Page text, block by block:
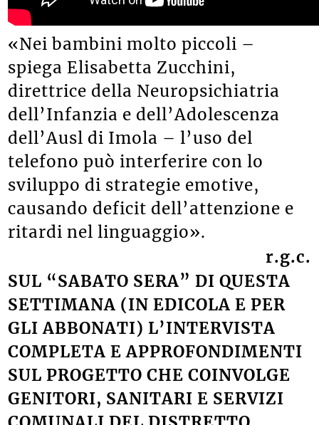
«Nei bambini molto piccoli –
spiega Elisabetta Zucchini,
direttrice della Neuropsichiatria
dell’Infanzia e dell’Adolescenza
dell’Ausl di Imola – l’uso del
telefono può interferire con lo
sviluppo di strategie emotive,
causando deficit dell’attenzione e
ritardi nel linguaggio».
r.g.c.
SUL “SABATO SERA” DI QUESTA
SETTIMANA (IN EDICOLA E PER
GLI ABBONATI) L’INTERVISTA
COMPLETA E APPROFONDIMENTI
SUL PROGETTO CHE COINVOLGE
GENITORI, SANITARI E SERVIZI